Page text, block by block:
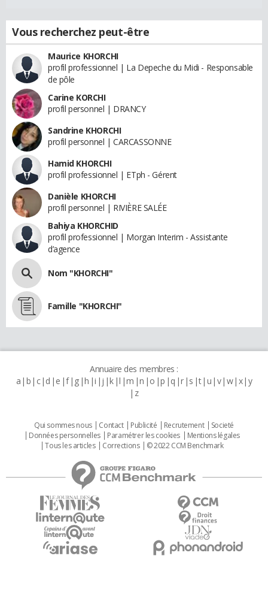
Vous recherchez peut-être
Maurice KHORCHI
profil professionnel | La Depeche du Midi - Responsable
de pôle
Carine KORCHI
profil personnel | DRANCY
Sandrine KHORCHI
profil personnel | CARCASSONNE
Hamid KHORCHI
profil professionnel | ETph - Gérent
Danièle KHORCHI
profil personnel | RIVIÈRE SALÉE
Bahiya KHORCHID
profil professionnel | Morgan Interim - Assistante
d’agence
Nom "KHORCHI"
Famille "KHORCHI"
Annuaire des membres :
a b c d e f g h i j k l m n o p q r s t u v w x y
z
Qui sommes nous Contact Publicité Recrutement
Societé
Données personnelles
Paramétrer les cookies
Mentions légales
Tous les articles
Corrections © 2022 CCM Benchmark